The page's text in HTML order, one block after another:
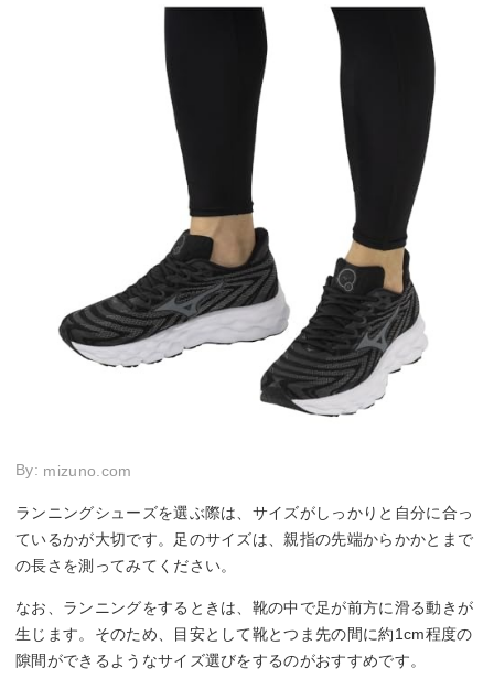
By: mizuno.com
ランニングシューズを選ぶ際は、サイズがしっかりと自分に合っ
ているかが大切です。足のサイズは、親指の先端からかかとまで
の長さを測ってみてください。
なお、ランニングをするときは、靴の中で足が前方に滑る動きが
生じます。そのため、目安として靴とつま先の間に約1cm程度の
隙間ができるようなサイズ選びをするのがおすすめです。